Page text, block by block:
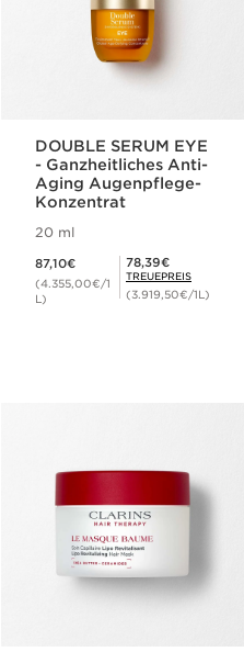
DOUBLE SERUM EYE
- Ganzheitliches Anti-
Aging Augenpflege-
Konzentrat
20 ml
87,10€
(4.355,00€/1
L)
Mitgliederpreis 78,39€
78,39€
TREUEPREIS
(3.919,50€/1L)